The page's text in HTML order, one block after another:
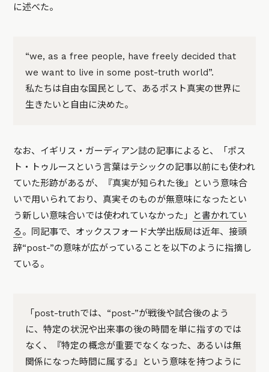
に述べた。
“we, as a free people, have freely decided that
we want to live in some post-truth world”.
私たちは自由な国民として、あるポスト真実の世界に
生きたいと自由に決めた。
なお、イギリス・ガーディアン誌の記事によると、「ポス
ト・トゥルースという言葉はテシックの記事以前にも使われ
ていた形跡があるが、『真実が知られた後』という意味合
いで用いられており、真実そのものが無意味になったとい
う新しい意味合いでは使われていなかった」
と書かれてい
る。同記事で、オックスフォード大学出版局は近年、接頭
辞“post-”の意味が広がっていることを以下のように指摘し
ている。
「post-truthでは、“post-”が戦後や試合後のよう
に、特定の状況や出来事の後の時間を単に指すのでは
なく、『特定の概念が重要でなくなった、あるいは無
関係になった時間に属する』という意味を持つように